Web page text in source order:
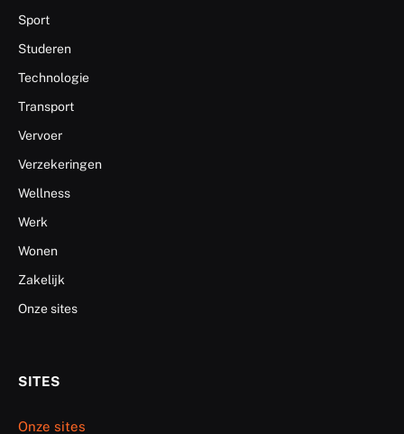
Sport
Studeren
Technologie
Transport
Vervoer
Verzekeringen
Wellness
Werk
Wonen
Zakelijk
Onze sites
SITES
Onze sites